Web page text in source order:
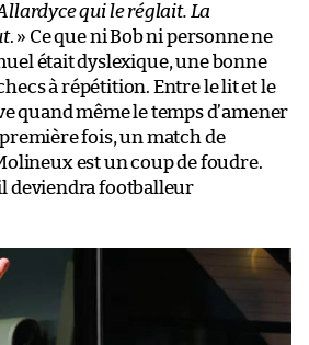
qui le réglait. La
. » Ce que ni Bob ni personne ne
était dyslexique, une bonne
à répétition. Entre le lit et le
quand même le temps d’amener
première fois, un match de
est un coup de foudre.
deviendra footballeur